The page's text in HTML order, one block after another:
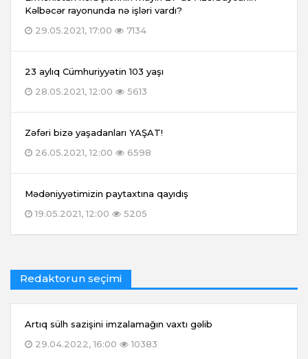
Kəlbəcər rayonunda nə işləri vardı?
29.05.2021, 17:00
7134
23 aylıq Cümhuriyyətin 103 yaşı
28.05.2021, 12:00
5613
Zəfəri bizə yaşadanları YAŞAT!
26.05.2021, 12:00
6598
Mədəniyyətimizin paytaxtına qayıdış
19.05.2021, 12:00
5205
Redaktorun seçimi
Artıq sülh sazişini imzalamağın vaxtı gəlib
29.04.2022, 16:00
10383